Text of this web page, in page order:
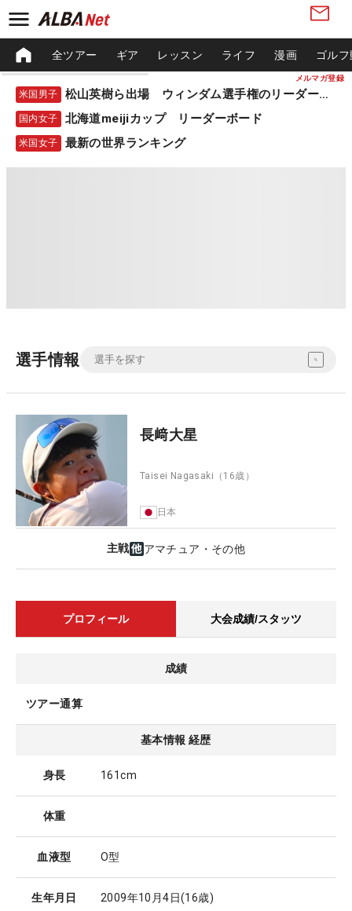
メルマガ登録
全ツアー ギア レッスン ライフ 漫画 ゴル
米国男子 松山英樹ら出場 ウィンダム選手権のリーダーボード
国内女子 北海道meijiカップ リーダーボード
米国女子 最新の世界ランキング
選手情報
長﨑大星
Taisei Nagasaki （16歳）
日本
主戦 アマチュア・その他
プロフィール 大会成績/スタッツ
成績
ツアー通算
基本情報 経歴
身長 161cm
体重
血液型 O型
生年月日 2009年10月4日(16歳)